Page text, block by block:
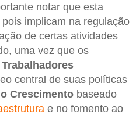
notar que esta
implicam na regulação
de certas atividades
uma vez que os
central de suas políticas
Crescimento baseado
e no fomento ao